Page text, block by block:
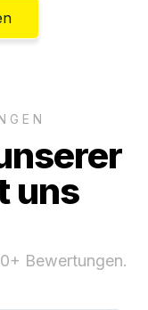
uns
Bewertungen.